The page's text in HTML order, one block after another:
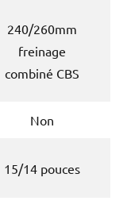
240/260mm
freinage
combiné CBS
Non
15/14 pouces